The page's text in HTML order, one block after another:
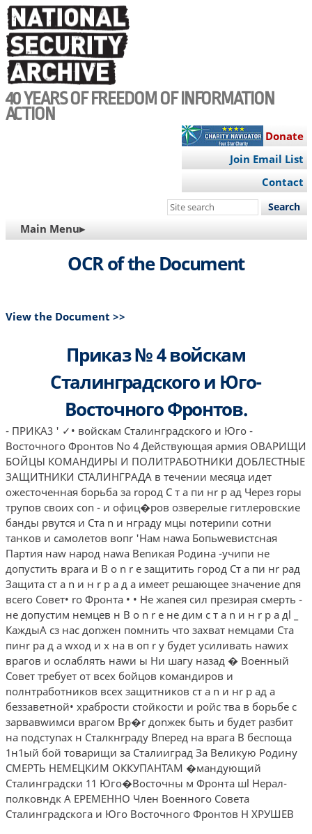
Skip
to
main
content
40 YEARS OF FREEDOM OF INFORMATION
ACTION
Donate
Join Email List
Contact
Search
site
MAIN
NAVIGATION
Main Menu▸
OCR of the Document
View the Document >>
Приказ № 4 войскам
Сталинградского и Юго-
Восточного Фронтов.
- ПРИКА3 ' ✓• войскам Сталинградского и Юго -
Восточного Фронтов No 4 Действующая армия ОВАРИЩИ
БОЙЦЫ КОМАНДИРЫ И ПОЛИТРАБОТНИКИ ДОБЛЕСТНЫЕ
ЗАЩИТНИКИ СТАЛИНГРАДА в течении месяца идет
ожесточенная борьба за rород С т а пи нr р ад Через rоры
трупов своих con­ - и офиц�ров озверелые гитлеровские
банды рвутся и Ста n и нграду мцы nотериnи сотни
танков и самолетов вопr 'Нам наwа Бопьwевистсная
Партия наw народ наwа Веnикая Родина -учипи не
допустить враrа и В о n r е защитить город Ст а пи нr рад
Защита ст а n и н r р а д а имеет решающее значение дnя
всеrо Совет• ro Фронта • • Не жаnея сил презирая смерть -
не допустим немцев н В о n r е не дим с т а n и н r р а дl _
КаждыА сз нас доnжен помнить что захват немцами Ста
пинr ра д а wход и х на в оп r у будет усиливать наwих
врагов и ослаблять наwи ы Ни шагу назад � Военный
Совет требует от всех бойцов командиров и
nолнтработников всех защитников ст а n и нr р ад а
беззаветной• храбрости стойкости и ройс тва в борьбе с
зарвавwимси врагом Bp�r доnжек быть и будет разбит
на nодстуnах н Сталкнrраду Вперед на врага В беспоща
1н1ый бой товарищи за Сталииград За Великую Родину
СМЕРТЬ НЕМЕЦКИМ ОККУПАНТАМ �мандующий
Сталинградски 11 Юго�Восточны м Фронта шl Нерал-
полковндк А ЕРЕМЕННО Член Военного Совета
Сталинградскога и Юго­ Восточного Фронтов Н ХРУШЕВ